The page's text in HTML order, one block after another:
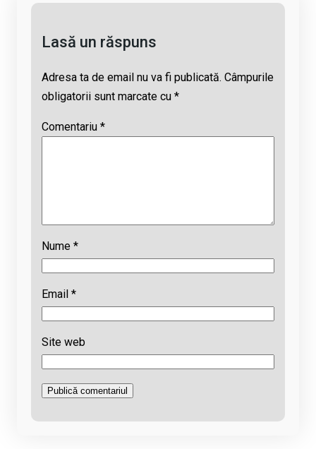
Lasă un răspuns
Adresa ta de email nu va fi publicată. Câmpurile
obligatorii sunt marcate cu *
Comentariu *
Nume *
Email *
Site web